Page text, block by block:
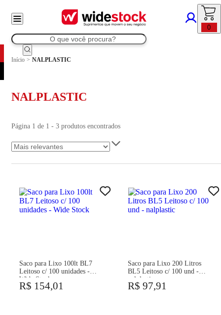
0
Início > NALPLASTIC
NALPLASTIC
Página 1 de 1 - 3 produtos encontrados
Saco para Lixo 100lt BL7
Leitoso c/ 100 unidades -
Wide Stock
R$ 154,01
Saco para Lixo 200 Litros
BL5 Leitoso c/ 100 und -
nalplastic
R$ 97,91